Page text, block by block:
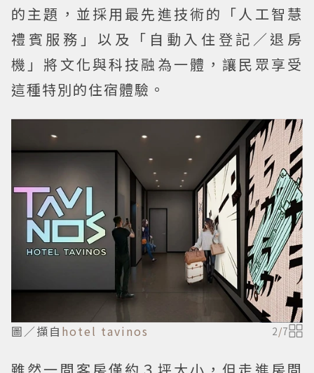
的主題，並採用最先進技術的「人工智慧
禮賓服務」以及「自動入住登記／退房
機」將文化與科技融為一體，讓民眾享受
這種特別的住宿體驗。
圖／擷自 hotel tavinos 2/7
雖然一間客房僅約３坪大小，但走進房間